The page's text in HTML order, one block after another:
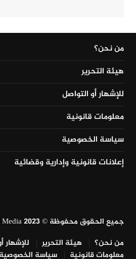
من نحن؟
هيئة التحرير
للإشهار أو التواصل
معلومات قانونية
سياسة الخصوصية
إعلانات قانونية وإدارية وقضائية
جميع الحقوق محفوظة © Fajri Media 2023
من نحن؟
هيئة التحرير
للإشهار
معلومات قانونية
سياسة الخصوصية